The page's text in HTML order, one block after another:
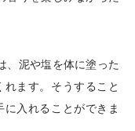
、泥や塩を体に塗った
ます。そうすること
入れることができま